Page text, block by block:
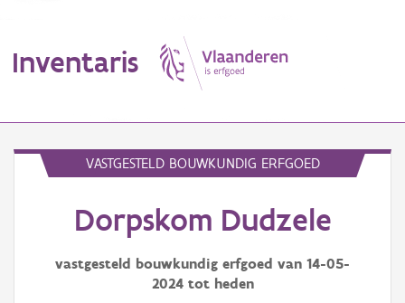
Inventaris
Erfgoedobject
Aanduidingsobject
VASTGESTELD BOUWKUNDIG ERFGOED
Dorpskom Dudzele
vastgesteld bouwkundig erfgoed van 14-05-
2024tot heden